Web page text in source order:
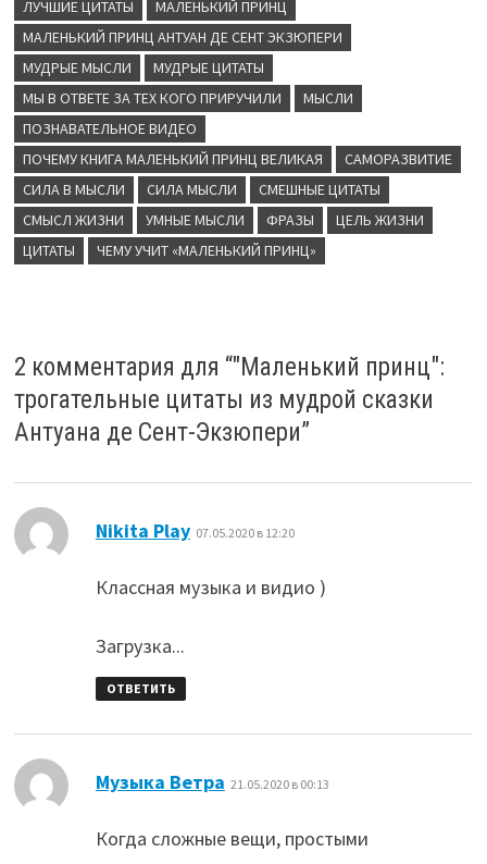
ЛУЧШИЕ ЦИТАТЫ
МАЛЕНЬКИЙ ПРИНЦ
МАЛЕНЬКИЙ ПРИНЦ АНТУАН ДЕ СЕНТ ЭКЗЮПЕРИ
МУДРЫЕ МЫСЛИ
МУДРЫЕ ЦИТАТЫ
МЫ В ОТВЕТЕ ЗА ТЕХ КОГО ПРИРУЧИЛИ
МЫСЛИ
ПОЗНАВАТЕЛЬНОЕ ВИДЕО
ПОЧЕМУ КНИГА МАЛЕНЬКИЙ ПРИНЦ ВЕЛИКАЯ
САМОРАЗВИТИЕ
СИЛА В МЫСЛИ
СИЛА МЫСЛИ
СМЕШНЫЕ ЦИТАТЫ
СМЫСЛ ЖИЗНИ
УМНЫЕ МЫСЛИ ФРАЗЫ
ЦЕЛЬ ЖИЗНИ
ЦИТАТЫ
ЧЕМУ УЧИТ «МАЛЕНЬКИЙ ПРИНЦ»
2 комментария для “"Маленький принц":
трогательные цитаты из мудрой сказки
Антуана де Сент-Экзюпери”
Nikita Play: 07.05.2020 в 12:20
Классная музыка и видио )
Загрузка...
ОТВЕТИТЬ
Музыка Ветра 21.05.2020 в 00:13
Когда сложные вещи, простыми